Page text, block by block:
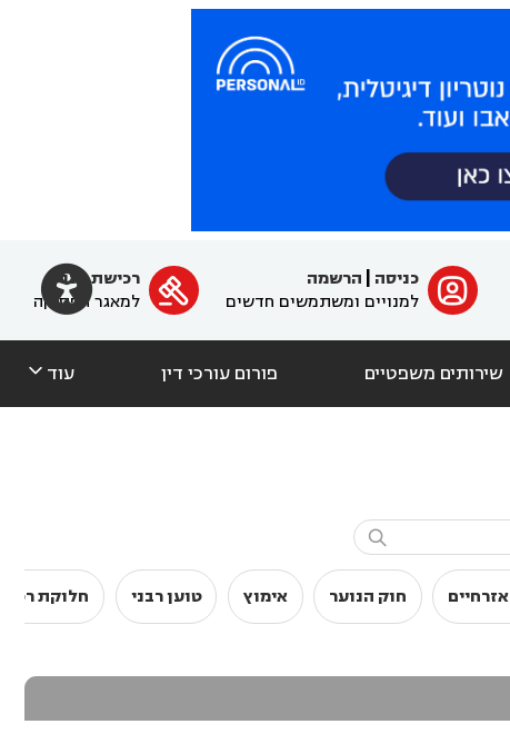
 ﱐ כניסה
הרשמה
למנויים ומשתמשים חדשים

רכישת מנוי
למאגר הפסיקה
שירותים משפטיים פורום עורכי דין עוד 

חוק הנוער אימוץ טוען רבני חלוקת